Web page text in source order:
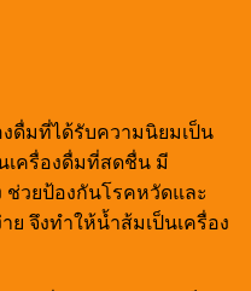
งดื่มที่ได้รับความนิยมเป็น
เครื่องดื่มที่สดชื่น มี
วยป้องกันโรคหวัดและ
จึงทำให้น้ำส้มเป็นเครื่อง